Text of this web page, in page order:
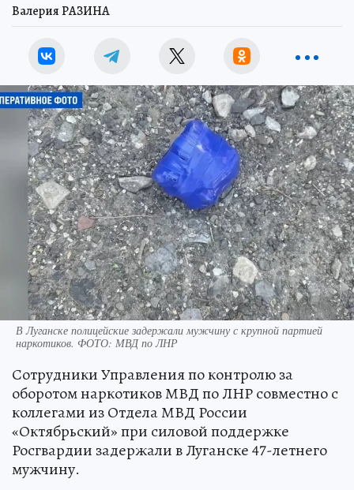
Валерия РАЗИНА
В Луганске полицейские задержали мужчину с крупной партией
наркотиков. ФОТО: МВД по ЛНР
Сотрудники Управления по контролю за
оборотом наркотиков МВД по ЛНР совместно с
коллегами из Отдела МВД России
«Октябрьский» при силовой поддержке
Росгвардии задержали в Луганске 47-летнего
мужчину.